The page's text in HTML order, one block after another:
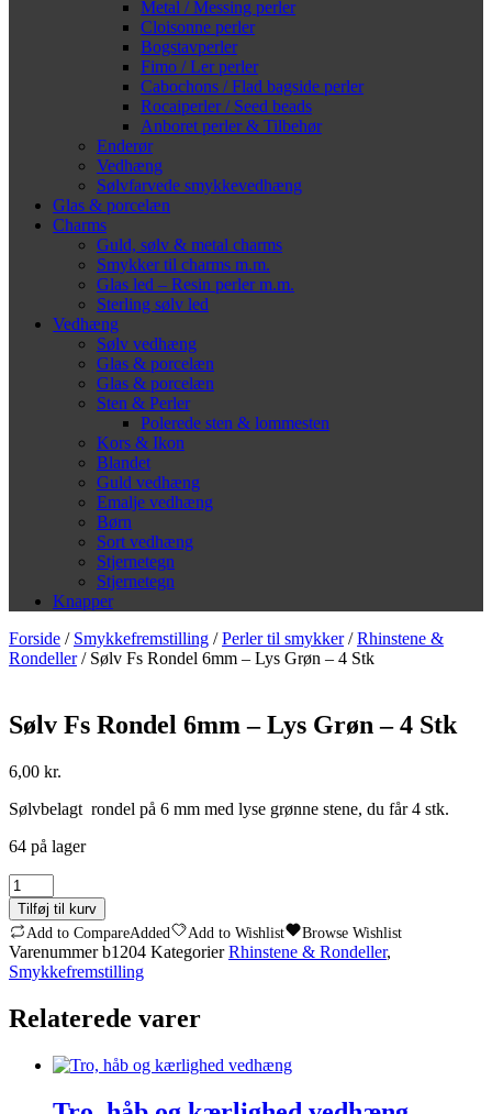
Metal / Messing perler
Cloisonne perler
Bogstavperler
Fimo / Ler perler
Cabochons / Flad bagside perler
Rocaiperler / Seed beads
Anboret perler & Tilbehør
Enderør
Vedhæng
Sølvfarvede smykkevedhæng
Glas & porcelæn
Charms
Guld, sølv & metal charms
Smykker til charms m.m.
Glas led – Resin perler m.m.
Sterling sølv led
Vedhæng
Sølv vedhæng
Glas & porcelæn
Glas & porcelæn
Sten & Perler
Polerede sten & lommesten
Kors & Ikon
Blandet
Guld vedhæng
Emalje vedhæng
Børn
Sort vedhæng
Stjernetegn
Stjernetegn
Knapper
Forside / Smykkefremstilling /Perler til smykker/Rhinstene &
Rondeller/ Sølv Fs Rondel 6mm – Lys Grøn – 4 Stk
Sølv Fs Rondel 6mm – Lys Grøn – 4 Stk
6,00 kr.
Sølvbelagt rondel på 6 mm med lyse grønne stene, du får 4 stk.
64 på lager
Sølv
Fs
Rondel
6mm
-
Lys
Tilføj til kurv
Add to CompareAdded Add to Wishlist Browse Wishlist
Varenummerb1204 Kategorier Rhinstene & Rondeller,
Smykkefremstilling
Relaterede varer